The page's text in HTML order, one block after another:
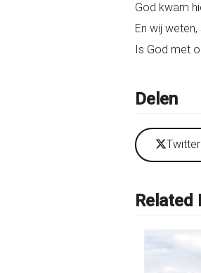
God kwam
En wij
Is God met
Delen
Twitter
Related